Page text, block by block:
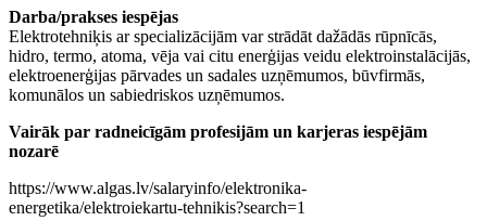
Darba/prakses iespējas
Elektrotehniķis ar specializācijām var strādāt dažādās rūpnīcās,
hidro, termo, atoma, vēja vai citu enerģijas veidu elektroinstalācijās,
elektroenerģijas pārvades un sadales uzņēmumos, būvfirmās,
komunālos un sabiedriskos uzņēmumos.
Vairāk par radneicīgām profesijām un karjeras iespējām
nozarē
https://www.algas.lv/salaryinfo/elektronika-
energetika/elektroiekartu-tehnikis?search=1